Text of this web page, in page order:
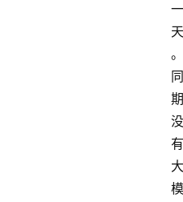
一
天
。
同
期
没
有
大
模